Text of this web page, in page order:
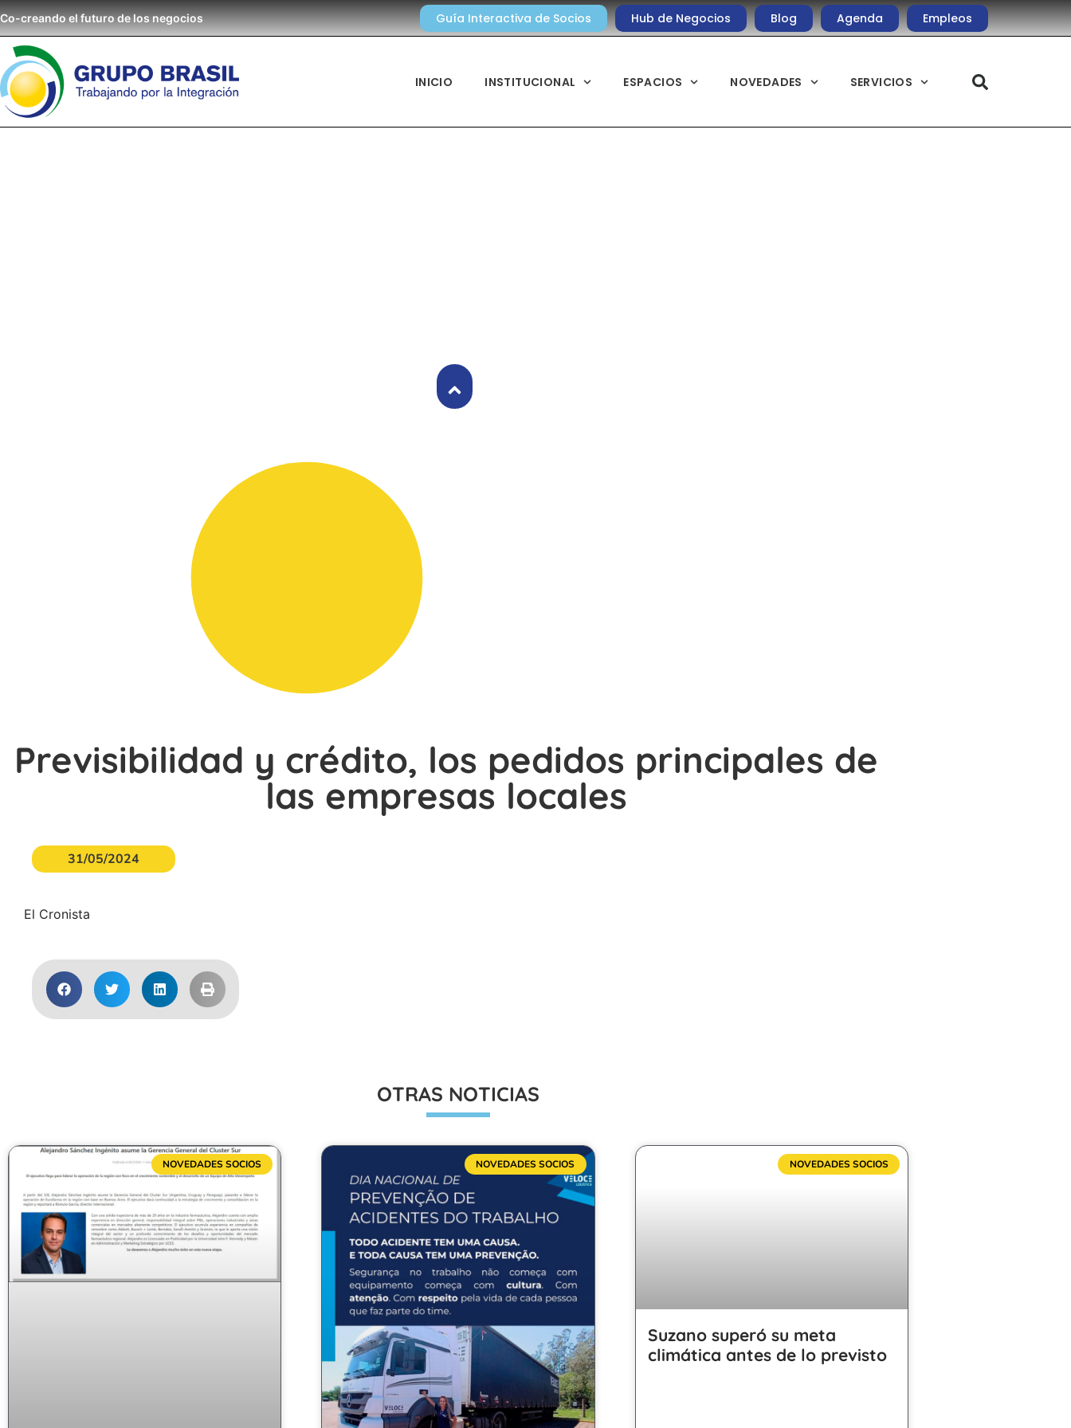
Co-creando el futuro de los negocios Guía Interactiva de Socios Hub de Negocios Blog Agenda Empleos
INICIO INSTITUCIONAL ESPACIOS NOVEDADES SERVICIOS
Previsibilidad y crédito, los pedidos principales de
las empresas locales
31/05/2024
El Cronista
OTRAS NOTICIAS
NOVEDADES SOCIOS NOVEDADES SOCIOS NOVEDADES SOCIOS
Suzano superó su meta
climática antes de lo previsto